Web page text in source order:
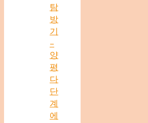
탐
방
기
–
양
평
다
단
계
에